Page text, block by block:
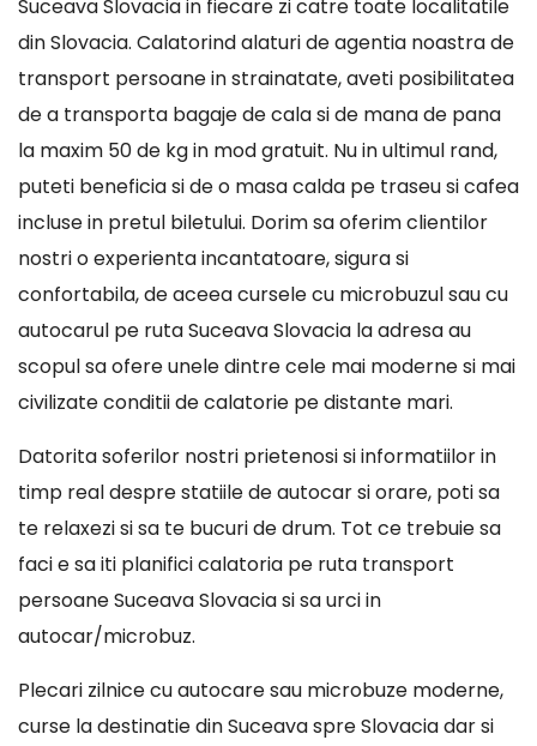
Suceava Slovacia in fiecare zi catre toate localitatile
din Slovacia. Calatorind alaturi de agentia noastra de
transport persoane in strainatate, aveti posibilitatea
de a transporta bagaje de cala si de mana de pana
la maxim 50 de kg in mod gratuit. Nu in ultimul rand,
puteti beneficia si de o masa calda pe traseu si cafea
incluse in pretul biletului. Dorim sa oferim clientilor
nostri o experienta incantatoare, sigura si
confortabila, de aceea cursele cu microbuzul sau cu
autocarul pe ruta Suceava Slovacia la adresa au
scopul sa ofere unele dintre cele mai moderne si mai
civilizate conditii de calatorie pe distante mari.
Datorita soferilor nostri prietenosi si informatiilor in
timp real despre statiile de autocar si orare, poti sa
te relaxezi si sa te bucuri de drum. Tot ce trebuie sa
faci e sa iti planifici calatoria pe ruta transport
persoane Suceava Slovacia si sa urci in
autocar/microbuz.
Plecari zilnice cu autocare sau microbuze moderne,
curse la destinatie din Suceava spre Slovacia dar si